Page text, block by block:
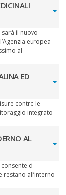
sarà il nuovo
europea
al
ED
contro le
integrato
AL
di
all’interno